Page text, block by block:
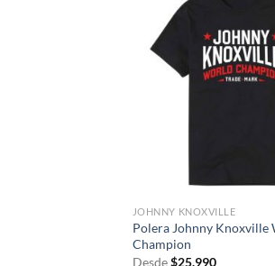
JOHNNY KNOXVILLE
Polera Johnny Knoxville
Champion
Desde$25.990